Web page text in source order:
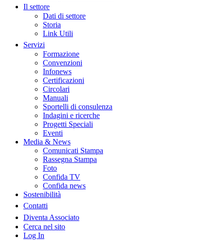
Il settore
Dati di settore
Storia
Link Utili
Servizi
Formazione
Convenzioni
Infonews
Certificazioni
Circolari
Manuali
Sportelli di consulenza
Indagini e ricerche
Progetti Speciali
Eventi
Media & News
Comunicati Stampa
Rassegna Stampa
Foto
Confida TV
Confida news
Sostenibilità
Contatti
Diventa Associato
Cerca nel sito
Log In